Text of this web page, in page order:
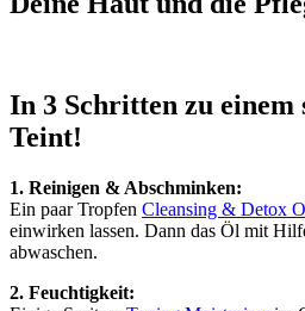
In 3 Schritten zu einem
Teint!
1. Reinigen & Abschminken:
Ein paar Tropfen Cleansing & Detox
einwirken lassen. Dann das Öl mit
abwaschen.
2. Feuchtigkeit: